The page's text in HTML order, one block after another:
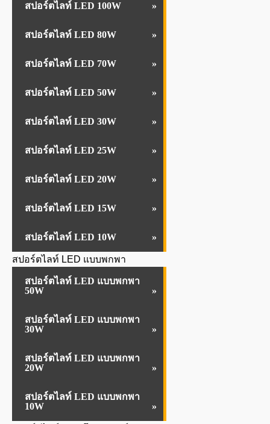
สปอร์ตไลท์ LED 100W
สปอร์ตไลท์ LED 80W
สปอร์ตไลท์ LED 70W
สปอร์ตไลท์ LED 50W
สปอร์ตไลท์ LED 30W
สปอร์ตไลท์ LED 25W
สปอร์ตไลท์ LED 20W
สปอร์ตไลท์ LED 15W
สปอร์ตไลท์ LED 10W
สปอร์ตไลท์ LED แบบพกพา
สปอร์ตไลท์ LED แบบพกพา
50W
สปอร์ตไลท์ LED แบบพกพา
30W
สปอร์ตไลท์ LED แบบพกพา
20W
สปอร์ตไลท์ LED แบบพกพา
10W